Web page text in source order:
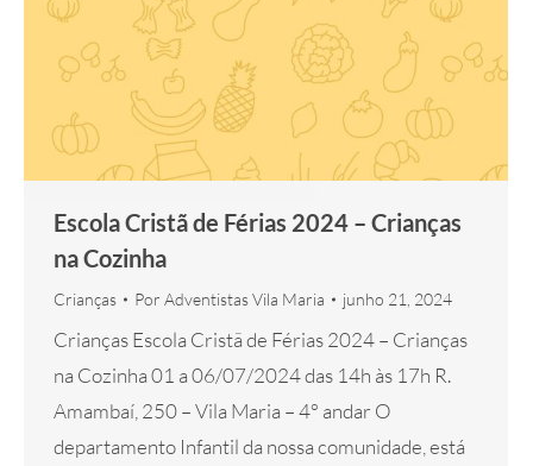
Escola Cristã de Férias 2024 – Crianças
na Cozinha
Crianças Por Adventistas Vila Maria junho 21, 2024
Crianças Escola Cristã de Férias 2024 – Crianças
na Cozinha 01 a 06/07/2024 das 14h às 17h R.
Amambaí, 250 – Vila Maria – 4° andar O
departamento Infantil da nossa comunidade, está